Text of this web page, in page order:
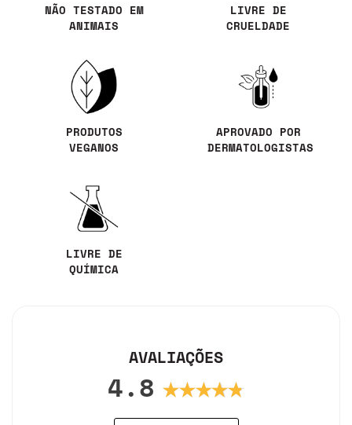
NÃO TESTADO EM
ANIMAIS
LIVRE DE
CRUELDADE
PRODUTOS
VEGANOS
APROVADO POR
DERMATOLOGISTAS
LIVRE DE
QUÍMICA
AVALIAÇÕES
4.8